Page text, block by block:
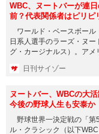
WBC、ヌートバーが連
前？代表関係者はピリピ
ワールド・ベースボール
日系人選手のラーズ・ヌ
グ・カージナルス）。アメ
日刊サイゾー
ヌートバー、WBCの大
今後の野球人生も安泰か
野球世界一決定戦の「第
ル・クラシック（以下